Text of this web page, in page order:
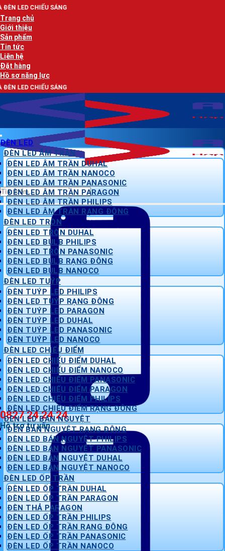
Bỏ
qua
nội
dung
Trang chủ
Giới thiệu
Sản phẩm
Tin tức
Liên hệ
Đặt hàng
Hồ sơ năng lực
Tìm
kiếm:
0827 24 24 24
Hỗ trợ tư vấn
ĐÈN LED
ĐÈN LED ÂM TRẦN
ĐÈN LED ÂM TRẦN DUHAL
ĐÈN LED ÂM TRẦN NANOCO
ĐÈN LED ÂM TRẦN PANASONIC
ĐÈN LED ÂM TRẦN PARAGON
ĐÈN LED ÂM TRẦN PHILIPS
ĐÈN LED ÂM TRẦN RẠNG ĐÔNG
ĐÈN LED TRÒN
ĐÈN LED TRÒN DUHAL
ĐÈN LED BULB PHILIPS
ĐÈN LED TRÒN PANASONIC
ĐÈN LED BULB RẠNG ĐÔNG
ĐÈN LED BULB NANOCO
ĐÈN LED TUÝP
ĐÈN TUÝP LED PHILIPS
ĐÈN LED TUÝP RẠNG ĐÔNG
ĐÈN TUÝP LED PARAGON
ĐÈN TUÝP LED DUHAL
ĐÈN TUÝP LED PANASONIC
ĐÈN TUÝP LED NANOCO
ĐÈN LED CHIẾU ĐIỂM
ĐÈN LED CHIẾU ĐIỂM DUHAL
ĐÈN LED CHIẾU ĐIỂM NANOCO
ĐÈN LED CHIẾU ĐIỂM PANASONIC
ĐÈN LED CHIẾU ĐIỂM PARAGON
ĐÈN LED CHIẾU ĐIỂM PHILIPS
ĐÈN LED CHIẾU ĐIỂM RẠNG ĐÔNG
ĐÈN LED BÁN NGUYỆT
ĐÈN BÁN NGUYỆT RẠNG ĐÔNG
ĐÈN LED BÁN NGUYỆT PHILIPS
ĐÈN LED BÁN NGUYỆT PANASONIC
ĐÈN LED BÁN NGUYỆT DUHAL
ĐÈN LED BÁN NGUYỆT NANOCO
ĐÈN LED ỐP TRẦN
ĐÈN LED ỐP TRẦN DUHAL
ĐÈN LED ỐP TRẦN PARAGON
ĐÈN THẢ PARAGON
ĐÈN LED ỐP TRẦN PHILIPS
ĐÈN LED ỐP TRẦN RẠNG ĐÔNG
ĐÈN LED ỐP TRẦN PANASONIC
ĐÈN LED ỐP TRẦN NANOCO